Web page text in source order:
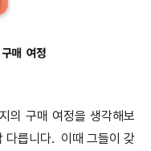
의 구매 여정을 생각해보
다릅니다. 이때 그들이 갖